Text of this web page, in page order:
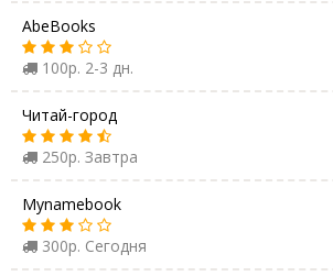
AbeBooks
100р. 2-3 дн.
Читай-город
250р. Завтра
Mynamebook
300р. Сегодня